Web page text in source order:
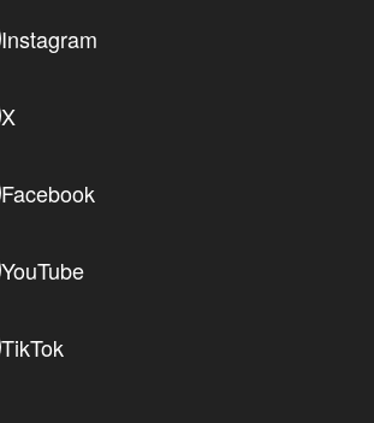
Instagram
X
Facebook
YouTube
TikTok